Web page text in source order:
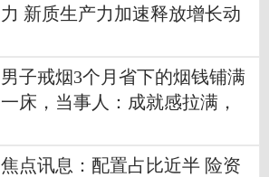
力 新质生产力加速释放增长动
男子戒烟3个月省下的烟钱铺满
一床，当事人：成就感拉满，
想要去西藏旅游
焦点讯息：配置占比近半 险资